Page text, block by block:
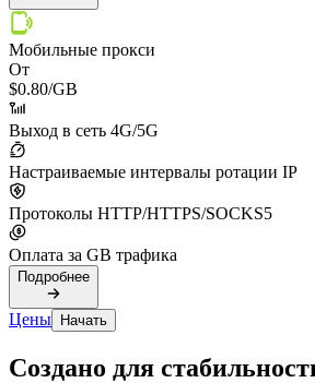
Мобильные прокси
От
$0.80/GB
Выход в сеть 4G/5G
Настраиваемые интервалы ротации IP
Протоколы HTTP/HTTPS/SOCKS5
Оплата за GB трафика
Подробнее
Цены Начать
Создано для